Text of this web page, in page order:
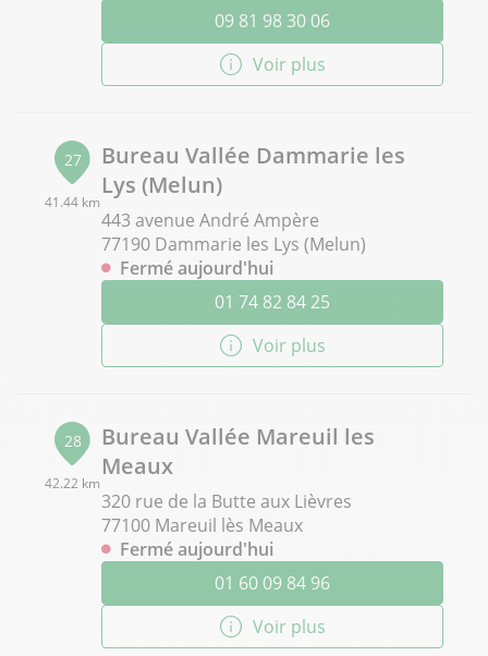
09 81 98 30 06
Voir plus
27
41.44 km
Bureau Vallée Dammarie les
Lys (Melun)
443 avenue André Ampère
77190 Dammarie les Lys (Melun)
Fermé aujourd'hui
01 74 82 84 25
Voir plus
28
42.22 km
Bureau Vallée Mareuil les
Meaux
320 rue de la Butte aux Lièvres
77100 Mareuil lès Meaux
Fermé aujourd'hui
01 60 09 84 96
Voir plus